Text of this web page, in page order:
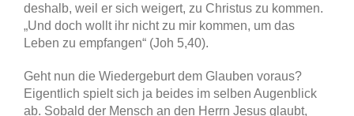
deshalb, weil er sich weigert, zu Christus zu kommen.
„Und doch wollt ihr nicht zu mir kommen, um das
Leben zu empfangen“ (Joh 5,40).
Geht nun die Wiedergeburt dem Glauben voraus?
Eigentlich spielt sich ja beides im selben Augenblick
ab. Sobald der Mensch an den Herrn Jesus glaubt,